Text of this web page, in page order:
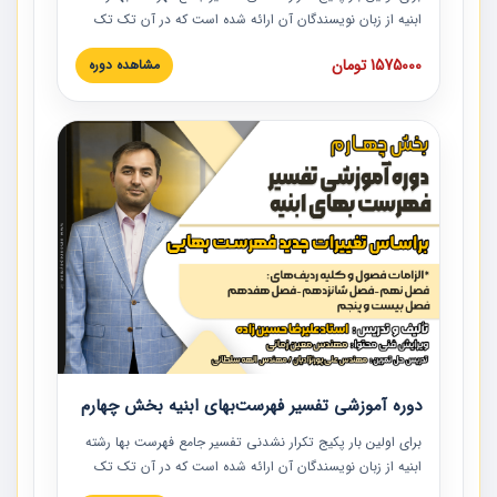
ابنیه از زبان نویسندگان آن ارائه شده است که در آن تک تک
ردیف ها و مطالب فهرست بها تفسیر و ارائه شده است. این
دوره به صورت کامل تصویری بوده و به همراه تصاویر عملیات
دوره با کلام مهندس علیرضاحسین‌زاده مدیر پروژه مهندسی
مشاور در امر بازنگری فهرست بها رشته ابنیه ارائه شده و به تمام
همکارانی که در حوزه صنعت ساخت در حال فعالیت هستند حتما
توصیه می کنیم از مطالب این دوره استفاده نمایند.
1575000 تومان مشاهده دوره
دوره آموزشی تفسیر فهرست‌بهای ابنیه بخش چهارم
برای اولین بار پکیج تکرار نشدنی تفسیر جامع فهرست بها رشته
ابنیه از زبان نویسندگان آن ارائه شده است که در آن تک تک
ردیف ها و مطالب فهرست بها تفسیر و ارائه شده است. این